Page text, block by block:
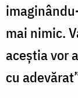
mai nimic.
aceștia vor
cu